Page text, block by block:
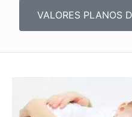
VALORES PLANOS